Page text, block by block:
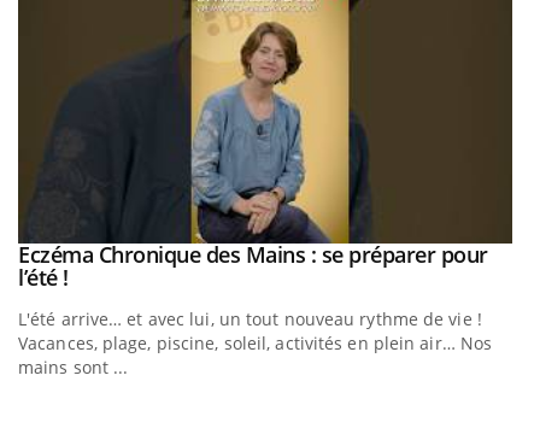
Youtube
Eczéma Chronique des Mains : se préparer pour
l’été !Youtube
L'été arrive… et avec lui, un tout nouveau rythme de vie !
Vacances, plage, piscine, soleil, activités en plein air… Nos
mains sont ...